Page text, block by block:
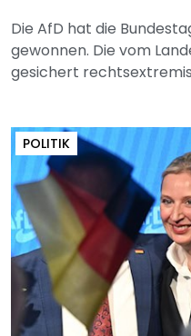
Die AfD hat die
gewonnen. Die vom
gesichert
POLITIK